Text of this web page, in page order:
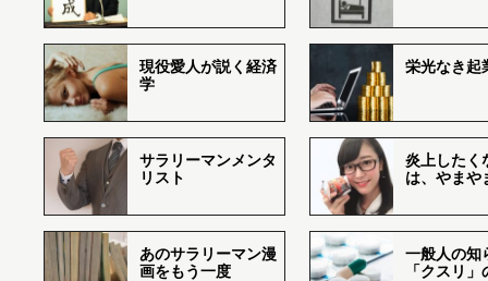
現役愛人が説く経済
学
栄光なき起
サラリーマンメンタ
リスト
炎上したく
は、やまや
あのサラリーマン漫
画をもう一度
一般人の知
「クスリ